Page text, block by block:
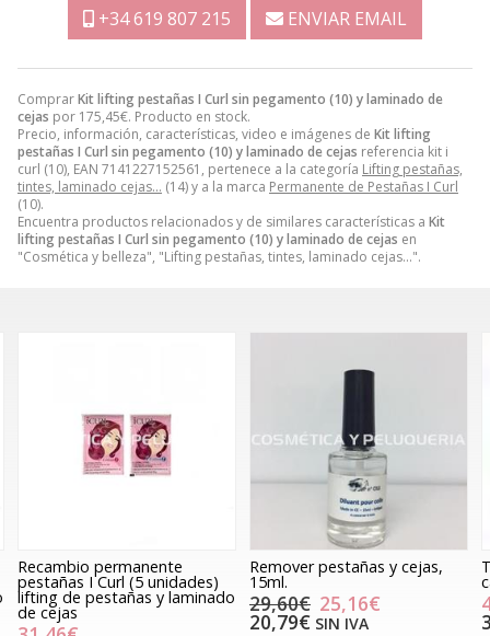
ComprarKit lifting pestañas I Curl sin pegamento (10) y laminado de
cejas por 175,45€. Producto en stock.
Precio, información, características, video e imágenes de Kit lifting
pestañas I Curl sin pegamento (10) y laminado de cejas referencia kit i
curl (10), EAN 7141227152561, pertenece a la categoría Lifting pestañas,
tintes, laminado cejas... (14) y a la marca Permanente de Pestañas I Curl
(10).
Encuentra productos relacionados y de similares características a Kit
lifting pestañas I Curl sin pegamento (10) y laminado de cejas en
"Cosmética y belleza", "Lifting pestañas, tintes, laminado cejas...".
+34 619 807 215 ENVIAR EMAIL
Recambio permanente
pestañas I Curl (5 unidades)
lifting de pestañas y laminado
de cejas
Remover pestañas y cejas,
15ml.
29,60€ 25,16€
20,79€ SIN IVA